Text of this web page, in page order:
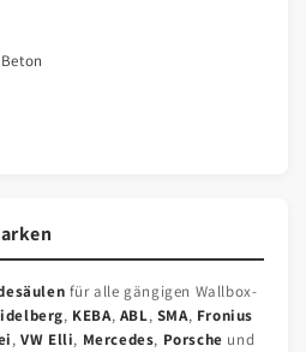
für alle gängigen Wallbox-
, KEBA, ABL, SMA, Fronius
,VW Elli, Mercedes, Porsche und